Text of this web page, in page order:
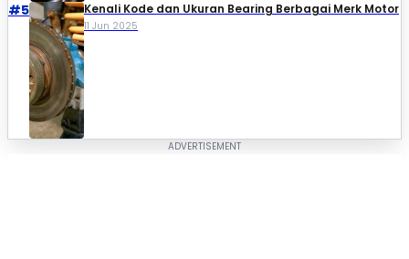
#5 Kenali Kode dan Ukuran Bearing Berbagai Merk Motor
11 Jun 2025